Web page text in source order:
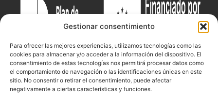
Gestionar consentimiento
Para ofrecer las mejores experiencias, utilizamos tecnologías como las
cookies para almacenar y/o acceder a la información del dispositivo. El
consentimiento de estas tecnologías nos permitirá procesar datos como
el comportamiento de navegación o las identificaciones únicas en este
sitio. No consentir o retirar el consentimiento, puede afectar
negativamente a ciertas características y funciones.